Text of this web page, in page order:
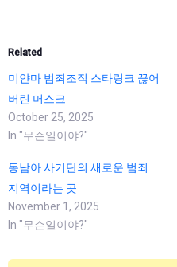
Related
미얀마 범죄조직 스타링크 끊어
버린 머스크
October 25, 2025
In "무슨일이야?"
동남아 사기단의 새로운 범죄
지역이라는 곳
November 1, 2025
In "무슨일이야?"